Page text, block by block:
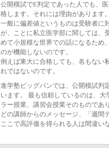
公開模試でE判定であった人でも、
格します。それには理由があります。
一般に偏差値というものは受験者に
が、ことに私立医学部に関しては、
めて小規模な世界での話になるため
のが機能しないのです。
例えば東大に合格しても、名もない
れではないのです。
進学塾ビッグバンでは、公開模試判
います。 最も信頼しているのは、
ラー授業、講習会授業そのものであ
どの講師からのメッセージ、「週間
ここで高評価を得られる人は間違い